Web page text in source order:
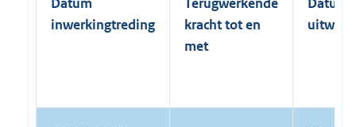
inwerkingtreding
kracht tot en
met